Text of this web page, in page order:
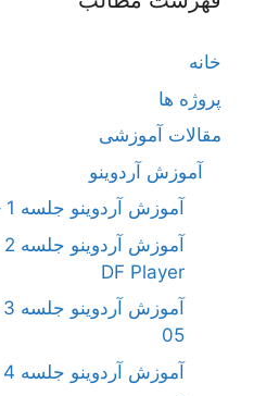
خانه
پروژه ها
مقالات آموزشی
آموزش آردوینو
آموزش آردوینو جلسه 1 – ورودی و خروجی
DF Player
05
آموزش آردوینو جلسه 4 – سروو موتور